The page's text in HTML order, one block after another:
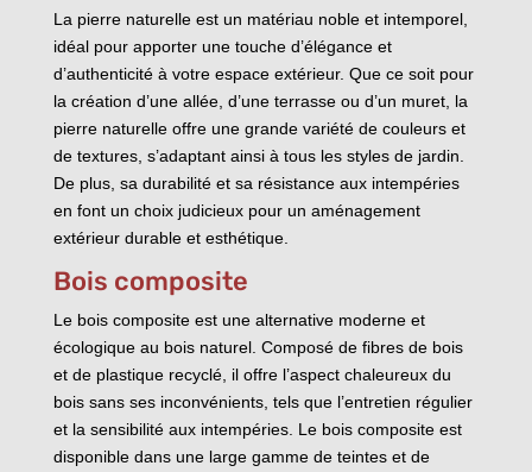
La pierre naturelle est un matériau noble et intemporel,
idéal pour apporter une touche d’élégance et
d’authenticité à votre espace extérieur. Que ce soit pour
la création d’une allée, d’une terrasse ou d’un muret, la
pierre naturelle offre une grande variété de couleurs et
de textures, s’adaptant ainsi à tous les styles de jardin.
De plus, sa durabilité et sa résistance aux intempéries
en font un choix judicieux pour un aménagement
extérieur durable et esthétique.
Bois composite
Le bois composite est une alternative moderne et
écologique au bois naturel. Composé de fibres de bois
et de plastique recyclé, il offre l’aspect chaleureux du
bois sans ses inconvénients, tels que l’entretien régulier
et la sensibilité aux intempéries. Le bois composite est
disponible dans une large gamme de teintes et de